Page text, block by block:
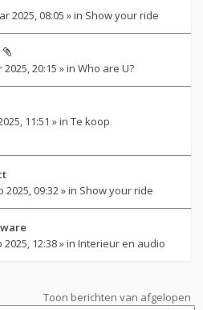
2025, 08:05 » in Show your ride
20:15 » in Who are U?
11:51 » in Te koop
2025, 09:32 » in Show your ride
2025, 12:38 » in Interieur en audio
Toon berichten van afgelopen